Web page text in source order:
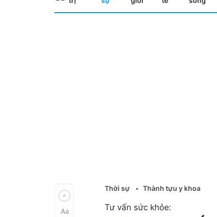
Thời sự Thành tựu y khoa
Tư vấn sức khỏe: